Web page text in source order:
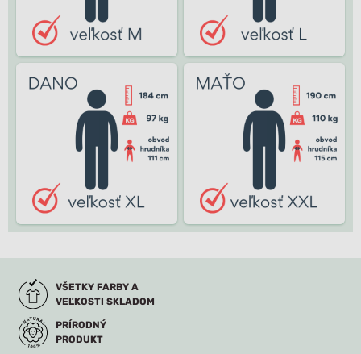
VŠETKY FARBY A
VEĽKOSTI SKLADOM
PRÍRODNÝ
PRODUKT